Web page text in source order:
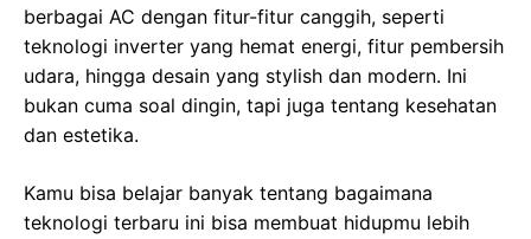
berbagai AC dengan fitur-fitur canggih, seperti
teknologi inverter yang hemat energi, fitur pembersih
udara, hingga desain yang stylish dan modern. Ini
bukan cuma soal dingin, tapi juga tentang kesehatan
dan estetika.
Kamu bisa belajar banyak tentang bagaimana
teknologi terbaru ini bisa membuat hidupmu lebih